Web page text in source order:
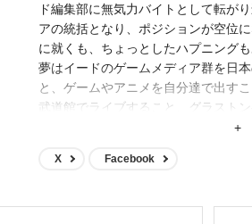
ド編集部に無気力バイトとして転が
アの統括となり、ポジションが空位
に就くも、ちょっとしたハプニング
夢はイードのゲームメディア群を日
と、ゲームやアニメを自分達で出す
武道館でライブすること、グラスト
+
X Facebook